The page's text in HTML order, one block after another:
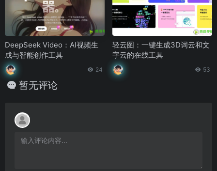
DeepSeek Video：AI视频生
成与智能创作工具
24
轻云图：一键生成3D词云和文
字云的在线工具
53
暂无评论